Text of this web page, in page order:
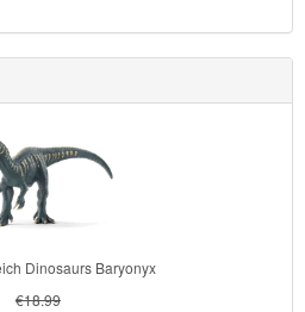
Dinosaurs Baryonyx
€18.99